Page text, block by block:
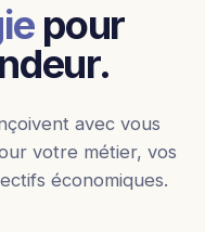
pour
avec vous
votre métier, vos
économiques.